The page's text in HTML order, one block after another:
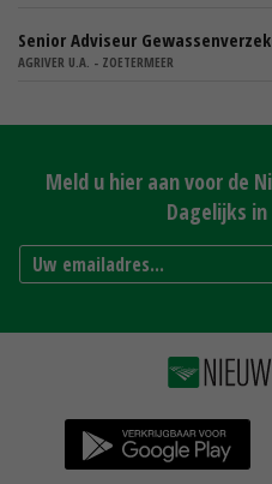
Senior Adviseur
AGRIVER U.A. - ZOETERMEER
Meld u hier aan voor de
Dagelijks